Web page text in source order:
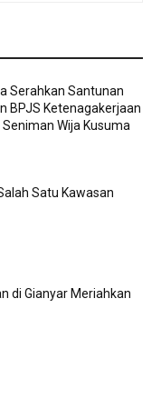
Serahkan Santunan
BPJS Ketenagakerjaan
Wija Kusuma
Satu Kawasan
di Gianyar Meriahkan